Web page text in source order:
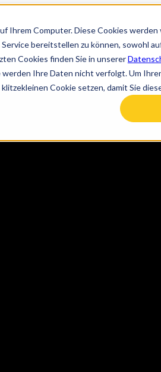
Ihrem Computer. Diese Cookies
bereitstellen zu können, sowohl
Cookies finden Sie in unserer
Ihre Daten nicht verfolgt. Um
Cookie setzen, damit Sie